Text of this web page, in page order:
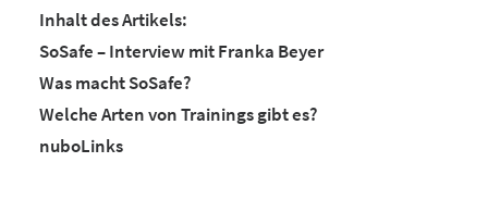
Inhalt des Artikels:
SoSafe – Interview mit Franka Beyer
Was macht SoSafe?
Welche Arten von Trainings gibt es?
nuboLinks